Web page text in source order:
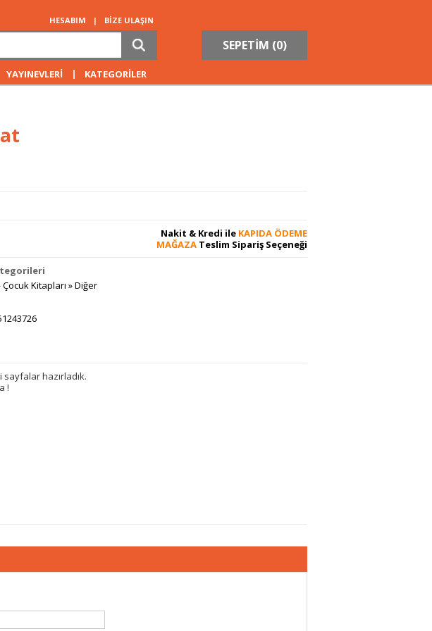
HESABIM | BİZE ULAŞIN
SEPETİM (0)
YAYINEVLERİ | KATEGORİLER
Nakit & Kredi ile KAPIDA ÖDEME
MAĞAZA Teslim Sipariş Seçeneği
Çocuk Kitapları »Diğer
hazırladık.
!